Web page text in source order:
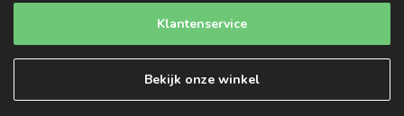
Klantenservice
Bekijk onze winkel